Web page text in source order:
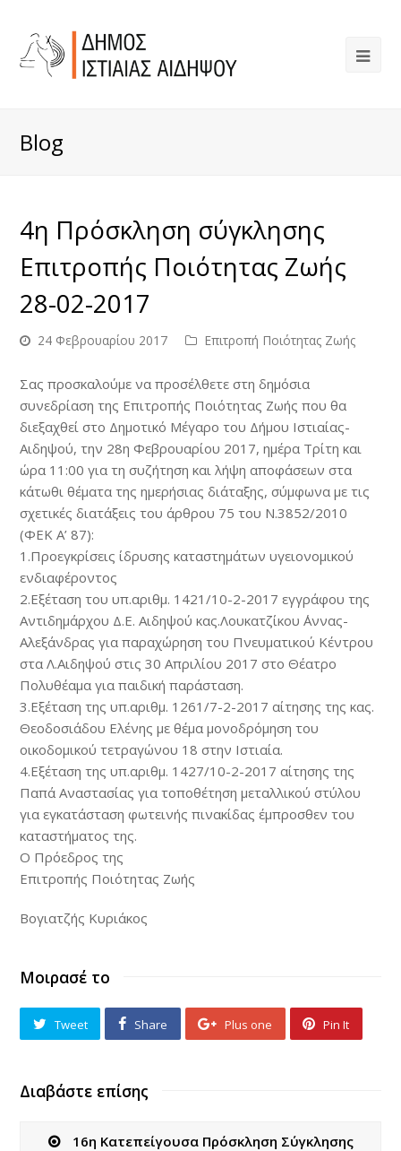
Blog
4η Πρόσκληση σύγκλησης
Επιτροπής Ποιότητας Ζωής
28-02-2017
24 Φεβρουαρίου 2017 Επιτροπή Ποιότητας Ζωής
Σας προσκαλούμε να προσέλθετε στη δημόσια
συνεδρίαση της Επιτροπής Ποιότητας Ζωής που θα
διεξαχθεί στο Δημοτικό Μέγαρο του Δήμου Ιστιαίας-
Αιδηψού, την 28η Φεβρουαρίου 2017, ημέρα Τρίτη και
ώρα 11:00 για τη συζήτηση και λήψη αποφάσεων στα
κάτωθι θέματα της ημερήσιας διάταξης, σύμφωνα με τις
σχετικές διατάξεις του άρθρου 75 του Ν.3852/2010
(ΦΕΚ Α’ 87):
1.Προεγκρίσεις ίδρυσης καταστημάτων υγειονομικού
ενδιαφέροντος
2.Εξέταση του υπ.αριθμ. 1421/10-2-2017 εγγράφου της
Αντιδημάρχου Δ.Ε. Αιδηψού κας.Λουκατζίκου ΄Αννας-
Αλεξάνδρας για παραχώρηση του Πνευματικού Κέντρου
στα Λ.Αιδηψού στις 30 Απριλίου 2017 στο Θέατρο
Πολυθέαμα για παιδική παράσταση.
3.Εξέταση της υπ.αριθμ. 1261/7-2-2017 αίτησης της κας.
Θεοδοσιάδου Ελένης με θέμα μονοδρόμηση του
οικοδομικού τετραγώνου 18 στην Ιστιαία.
4.Εξέταση της υπ.αριθμ. 1427/10-2-2017 αίτησης της
Παπά Αναστασίας για τοποθέτηση μεταλλικού στύλου
για εγκατάσταση φωτεινής πινακίδας έμπροσθεν του
καταστήματος της.
Ο Πρόεδρος της
Επιτροπής Ποιότητας Ζωής
Βογιατζής Κυριάκος
Μοιρασέ το
Tweet Share Plus one Pin It
Διαβάστε επίσης
16η Κατεπείγουσα Πρόσκληση Σύγκλησης